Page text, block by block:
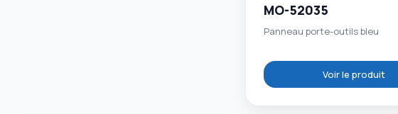
MO-52035
Panneau porte-outils bleu
Voir le produit